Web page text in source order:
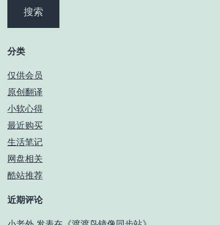
分类
仅供会员
原创翻译
小软心得
最近购买
生活笔记
网盘相关
酷站推荐
近期评论